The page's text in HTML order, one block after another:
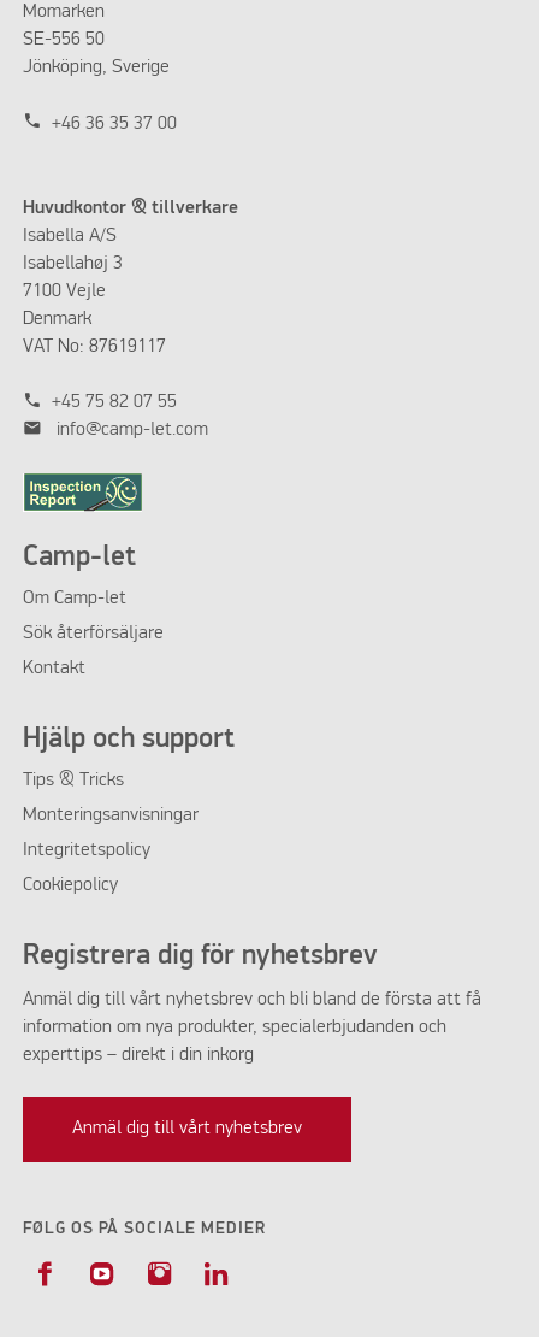
Momarken
SE-556 50
Jönköping, Sverige
phone +46 36 35 37 00
Huvudkontor & tillverkare
Isabella A/S
Isabellahøj 3
7100 Vejle
Denmark
VAT No: 87619117
phone +45 75 82 07 55
mail info@camp-let.com
Camp-let
Om Camp-let
Sök återförsäljare
Kontakt
Hjälp och support
Tips & Tricks
Monteringsanvisningar
Integritetspolicy
Cookiepolicy
Registrera dig för nyhetsbrev
Anmäl dig till vårt nyhetsbrev och bli bland de första att få
information om nya produkter, specialerbjudanden och
experttips – direkt i din inkorg
Anmäl dig till vårt nyhetsbrev
FØLG OS PÅ SOCIALE MEDIER